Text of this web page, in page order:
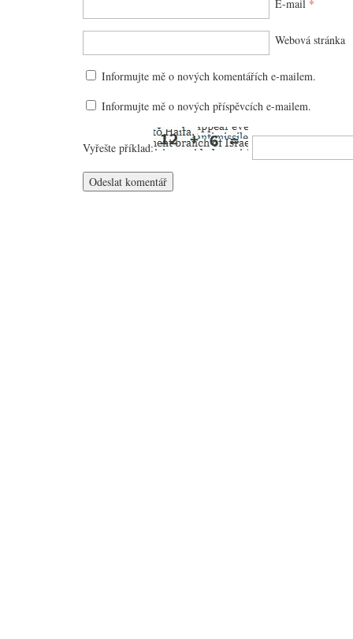
E-mail *
Webová stránka
Informujte mě o nových komentářích e-mailem.
Informujte mě o nových příspěvcích e-mailem.
Vyřešte příklad: